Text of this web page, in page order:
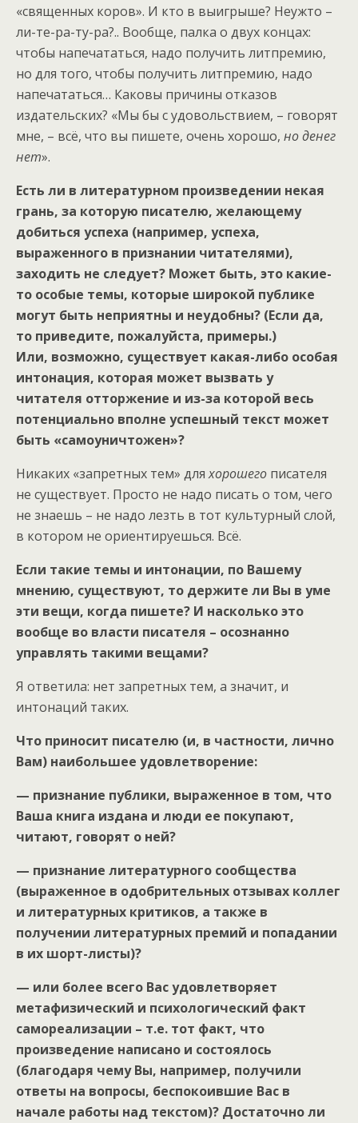
«священных коров». И кто в выигрыше? Неужто –
ли-те-ра-ту-ра?.. Вообще, палка о двух концах:
чтобы напечататься, надо получить литпремию,
но для того, чтобы получить литпремию, надо
напечататься… Каковы причины отказов
издательских? «Мы бы с удовольствием, – говорят
мне, – всё, что вы пишете, очень хорошо, но денег
нет».
Есть ли в литературном произведении некая
грань, за которую писателю, желающему
добиться успеха (например, успеха,
выраженного в признании читателями),
заходить не следует? Может быть, это какие-
то особые темы, которые широкой публике
могут быть неприятны и неудобны? (Если да,
то приведите, пожалуйста, примеры.)
Или, возможно, существует какая-либо особая
интонация, которая может вызвать у
читателя отторжение и из-за которой весь
потенциально вполне успешный текст может
быть «самоуничтожен»?
Никаких «запретных тем» дляхорошего писателя
не существует. Просто не надо писать о том, чего
не знаешь – не надо лезть в тот культурный слой,
в котором не ориентируешься. Всё.
Если такие темы и интонации, по Вашему
мнению, существуют, то держите ли Вы в уме
эти вещи, когда пишете? И насколько это
вообще во власти писателя – осознанно
управлять такими вещами?
Я ответила: нет запретных тем, а значит, и
интонаций таких.
Что приносит писателю (и, в частности, лично
Вам) наибольшее удовлетворение:
— признание публики, выраженное в том, что
Ваша книга издана и люди ее покупают,
читают, говорят о ней?
— признание литературного сообщества
(выраженное в одобрительных отзывах коллег
и литературных критиков, а также в
получении литературных премий и попадании
в их шорт-листы)?
— или более всего Вас удовлетворяет
метафизический и психологический факт
самореализации – т.е. тот факт, что
произведение написано и состоялось
(благодаря чему Вы, например, получили
ответы на вопросы, беспокоившие Вас в
начале работы над текстом)? Достаточно ли